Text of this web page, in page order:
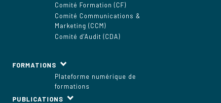
Comité Formation (CF)
Comité Communications &
Marketing (CCM)
Comité d’Audit (CDA)
FORMATIONS
Plateforme numérique de
formations
PUBLICATIONS